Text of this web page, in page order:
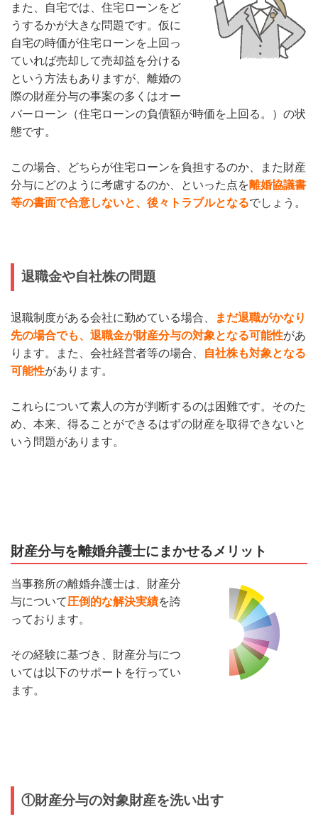
また、自宅では、住宅ローンをど
うするかが大きな問題です。仮に
自宅の時価が住宅ローンを上回っ
ていれば売却して売却益を分ける
という方法もありますが、離婚の
際の財産分与の事案の多くはオー
バーローン（住宅ローンの負債額が時価を上回る。）の状
態です。
この場合、どちらが住宅ローンを負担するのか、また財産
分与にどのように考慮するのか、といった点を離婚協議書
等の書面で合意しないと、後々トラブルとなるでしょう。
退職金や自社株の問題
退職制度がある会社に勤めている場合、
まだ退職がかなり
先の場合でも、退職金が財産分与の対象となる可能性があ
ります。また、会社経営者等の場合、
自社株も対象となる
可能性があります。
これらについて素人の方が判断するのは困難です。そのた
め、本来、得ることができるはずの財産を取得できないと
いう問題があります。
財産分与を離婚弁護士にまかせるメリット
当事務所の離婚弁護士は、財産分
与について圧倒的な解決実績を誇
っております。
その経験に基づき、財産分与につ
いては以下のサポートを行ってい
ます。
①財産分与の対象財産を洗い出す